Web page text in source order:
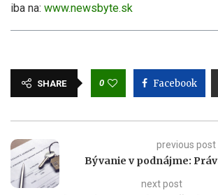
iba na: www.newsbyte.sk
SHARE 0 Facebook
previous post
Bývanie v podnájme:
next post